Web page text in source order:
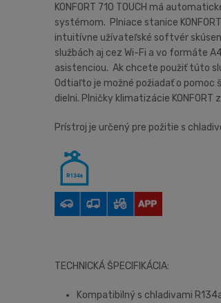
KONFORT 710 TOUCH má
systémom. Plniace stanice
intuitívne užívateľské softvér
službách aj cez Wi-Fi a vo formáte
asistenciou. Ak chcete použiť túto
Odtiaľto je možné požiadať o pomoc
dielni. Plničky klimatizácie
Prístroj je určený pre požitie s
TECHNICKÁ ŠPECIFIKÁCIA:
Kompatibilný s chladivami